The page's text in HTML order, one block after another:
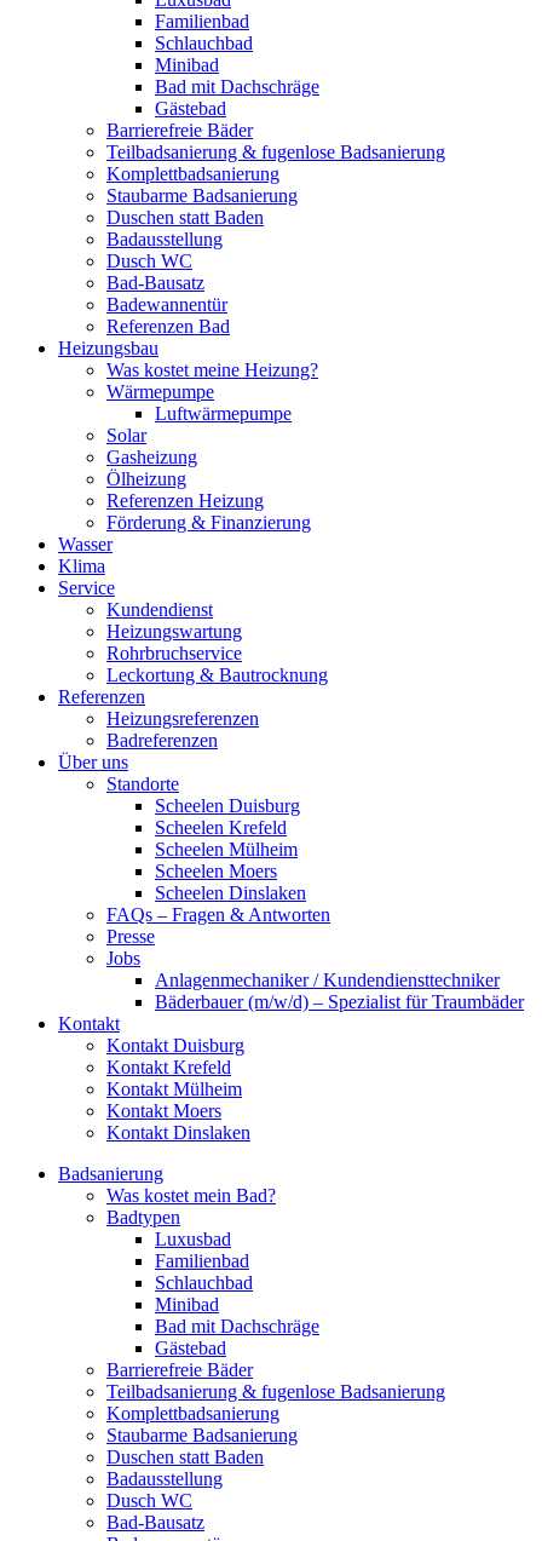
Familienbad
Schlauchbad
Minibad
Bad mit Dachschräge
Gästebad
Barrierefreie Bäder
Teilbadsanierung & fugenlose Badsanierung
Komplettbadsanierung
Staubarme Badsanierung
Duschen statt Baden
Badausstellung
Dusch WC
Bad-Bausatz
Badewannentür
Referenzen Bad
Heizungsbau
Was kostet meine Heizung?
Wärmepumpe
Luftwärmepumpe
Solar
Gasheizung
Ölheizung
Referenzen Heizung
Förderung & Finanzierung
Wasser
Klima
Service
Kundendienst
Heizungswartung
Rohrbruchservice
Leckortung & Bautrocknung
Referenzen
Heizungsreferenzen
Badreferenzen
Über uns
Standorte
Scheelen Duisburg
Scheelen Krefeld
Scheelen Mülheim
Scheelen Moers
Scheelen Dinslaken
FAQs – Fragen & Antworten
Presse
Jobs
Anlagenmechaniker / Kundendiensttechniker
Bäderbauer (m/w/d) – Spezialist für Traumbäder
Kontakt
Kontakt Duisburg
Kontakt Krefeld
Kontakt Mülheim
Kontakt Moers
Kontakt Dinslaken
Badsanierung
Was kostet mein Bad?
Badtypen
Luxusbad
Familienbad
Schlauchbad
Minibad
Bad mit Dachschräge
Gästebad
Barrierefreie Bäder
Teilbadsanierung & fugenlose Badsanierung
Komplettbadsanierung
Staubarme Badsanierung
Duschen statt Baden
Badausstellung
Dusch WC
Bad-Bausatz